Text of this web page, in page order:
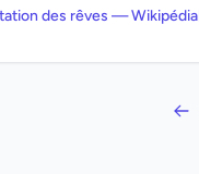
des rêves — Wikipédia